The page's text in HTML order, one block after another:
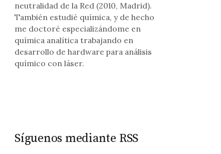
neutralidad de la Red (2010, Madrid).
También estudié química, y de hecho
me doctoré especializándome en
química analítica trabajando en
desarrollo de hardware para análisis
químico con láser.
Síguenos mediante RSS